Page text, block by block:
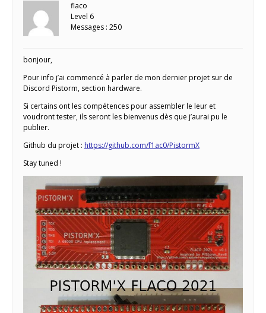
flaco
Level 6
Messages : 250
bonjour,
Pour info j’ai commencé à parler de mon dernier projet sur de
Discord Pistorm, section hardware.
Si certains ont les compétences pour assembler le leur et
voudront tester, ils seront les bienvenus dès que j’aurai pu le
publier.
Github du projet : https://github.com/f1ac0/PistormX
Stay tuned !